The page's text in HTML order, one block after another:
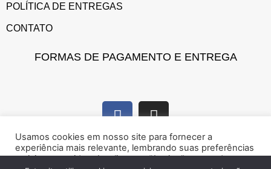
POLÍTICA DE ENTREGAS
CONTATO
FORMAS DE PAGAMENTO E ENTREGA
Usamos cookies em nosso site para fornecer a
experiência mais relevante, lembrando suas preferências
e visitas repetidas. Ao clicar em “Aceitar”, concorda com a